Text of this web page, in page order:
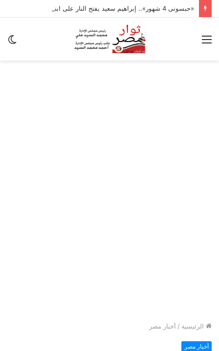
القائمة
الرئيسية / أخبار مصر
أخبار مصر